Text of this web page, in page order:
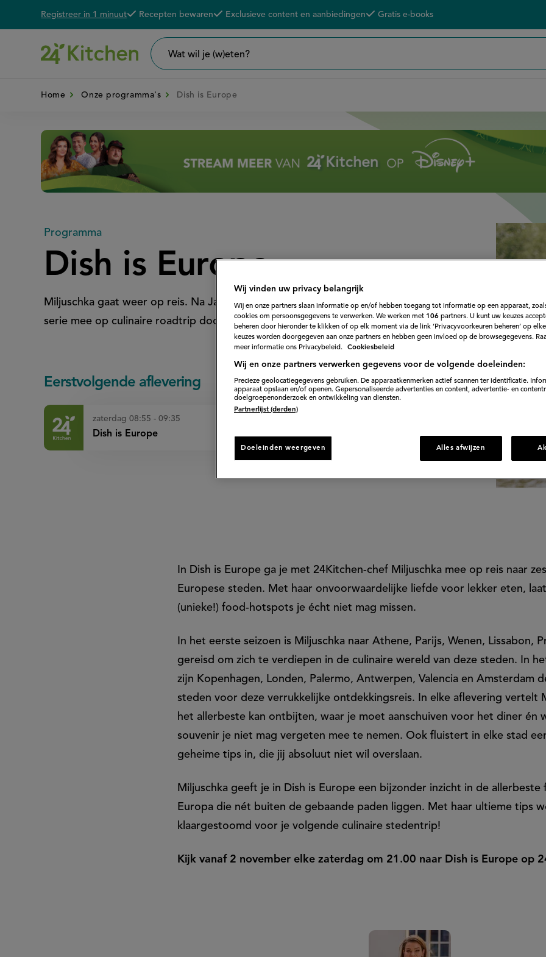
Overslaan
inhoud
Registreer in 1 minuut
De voordelen van een 24K account
Recepten bewaren Exclusieve content en aanbiedingen Gratis e-books
wil
Home Onze programma's Dish is Europe
Disney+
Programma
Dish is Europe
Miljuschka gaat weer op reis. Na Japan, Vietnam en Mexico ga je in deze gloednieuwe
serie mee op culinaire roadtrip door Europa.
Eerstvolgende aflevering
zaterdag 08:55 - 09:35
Dish is Europe
In Dish is Europe ga je met 24Kitchen-chef Miljuschka mee op reis naar
Europese steden. Met haar onvoorwaardelijke liefde voor lekker eten,
(unieke!) food-hotspots je écht niet mag missen.
In het eerste seizoen is Miljuschka naar Athene, Parijs, Wenen, Lissabon,
gereisd om zich te verdiepen in de culinaire wereld van deze steden. In
zijn Kopenhagen, Londen, Palermo, Antwerpen, Valencia en Amsterdam
steden voor deze verrukkelijke ontdekkingsreis. In elke aflevering vertelt
het allerbeste kan ontbijten, waar je moet aanschuiven voor het diner én
souvenir je niet mag vergeten mee te nemen. Ook fluistert in elke stad
geheime tips in, die jij absoluut niet wil overslaan.
Miljuschka geeft je in Dish is Europe een bijzonder inzicht in de
Europa die nét buiten de gebaande paden liggen. Met haar ultieme tips
klaargestoomd voor je volgende culinaire stedentrip!
Kijk vanaf 2 november elke zaterdag om 21.00 naar Dish is Europe op
Wij vinden uw privacy belangrijk
Wij en onze partners slaan informatie op en/of hebben toegang tot informatie op een apparaat, zoals
cookies om persoonsgegevens te verwerken. We werken met 106 partners. U kunt uw keuzes
beheren door hieronder te klikken of op elk moment via de link ‘Privacyvoorkeuren beheren’ op
keuzes worden doorgegeven aan onze partners en hebben geen invloed op de browsegegevens.
meer informatie ons Privacybeleid.
Cookiesbeleid
Wij en onze partners verwerken gegevens voor de volgende doeleinden:
Precieze geolocatiegegevens gebruiken. De apparaatkenmerken actief scannen ter identificatie.
apparaat opslaan en/of openen. Gepersonaliseerde advertenties en content, advertentie- en
doelgroepenonderzoek en ontwikkeling van diensten.
Partnerlijst (derden)
Doeleinden weergeven Alles afwijzen